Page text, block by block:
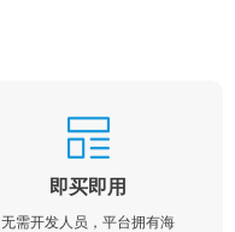
即买即用
无需开发人员，平台拥有海